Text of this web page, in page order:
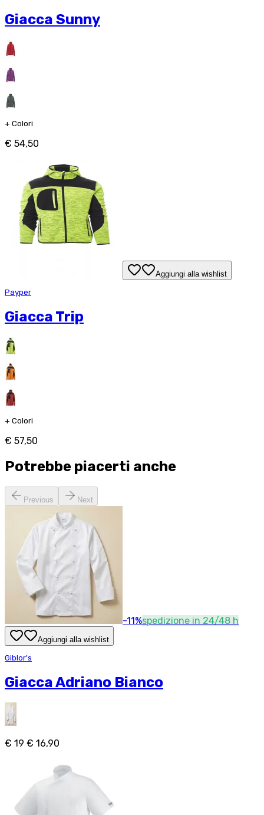
Giacca Sunny
+ Colori
€ 54,50
Aggiungi alla wishlist
Payper
Giacca Trip
+ Colori
€ 57,50
Potrebbe piacerti anche
Previous Next
-11%spedizione in 24/48 h
Aggiungi alla wishlist
Giblor's
Giacca Adriano Bianco
€ 19 € 16,90